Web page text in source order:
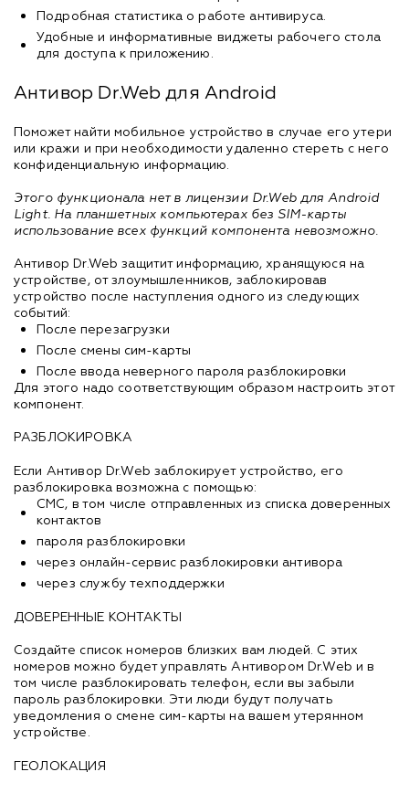
Подробная статистика о работе антивируса.
Удобные и информативные виджеты рабочего стола
для доступа к приложению.
Антивор Dr.Web для Android
Поможет найти мобильное устройство в случае его утери
или кражи и при необходимости удаленно стереть с него
конфиденциальную информацию.
Этого функционала нет в лицензии Dr.Web для Android
Light. На планшетных компьютерах без SIM-карты
использование всех функций компонента невозможно.
Антивор Dr.Web защитит информацию, хранящуюся на
устройстве, от злоумышленников, заблокировав
устройство после наступления одного из следующих
событий:
После перезагрузки
После смены сим-карты
После ввода неверного пароля разблокировки
Для этого надо соответствующим образом настроить этот
компонент.
РАЗБЛОКИРОВКА
Если Антивор Dr.Web заблокирует устройство, его
разблокировка возможна с помощью:
СМС, в том числе отправленных из списка доверенных
контактов
пароля разблокировки
через онлайн-сервис разблокировки антивора
через службу техподдержки
ДОВЕРЕННЫЕ КОНТАКТЫ
Создайте список номеров близких вам людей. С этих
номеров можно будет управлять Антивором Dr.Web и в
том числе разблокировать телефон, если вы забыли
пароль разблокировки. Эти люди будут получать
уведомления о смене сим-карты на вашем утерянном
устройстве.
ГЕОЛОКАЦИЯ